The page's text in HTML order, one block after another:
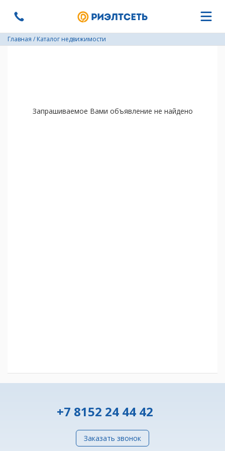
Главная / Каталог недвижимости
Запрашиваемое Вами объявление не найдено
+7 8152 24 44 42
Заказать звонок